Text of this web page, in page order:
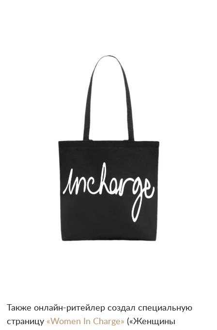
Также онлайн-ритейлер создал специальную
страницу «Women In Charge» («Женщины